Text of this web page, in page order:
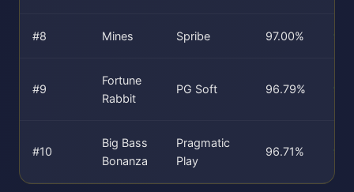
#8 Mines Spribe 97.00%
#9
Fortune
Rabbit
PG Soft 96.79%
#10
Big Bass
Bonanza
Pragmatic
Play
96.71%